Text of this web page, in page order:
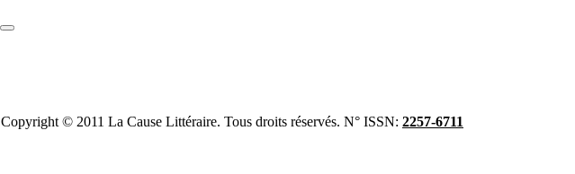
Copyright © 2011 La Cause Littéraire. Tous droits réservés. N° ISSN: 2257-6711